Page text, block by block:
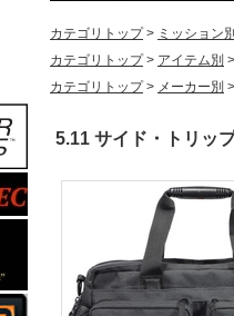
カテゴリトップ> ミッション
カテゴリトップ> アイテム別 >
カテゴリトップ> メーカー別 >
5.11 サイド・トリッ